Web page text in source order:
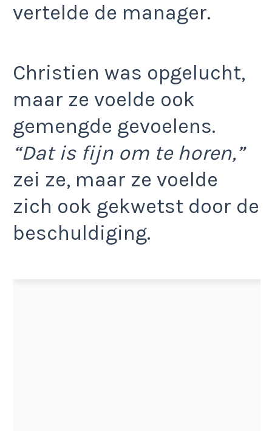
vertelde de manager.
Christien was opgelucht,
maar ze voelde ook
gemengde gevoelens.
“Dat is fijn om te horen,”
zei ze, maar ze voelde
zich ook gekwetst door de
beschuldiging.